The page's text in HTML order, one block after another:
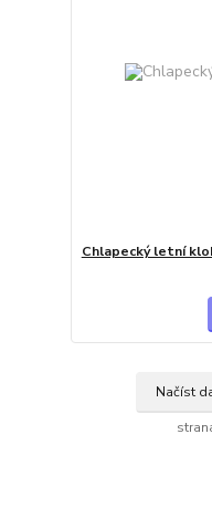
Chlapecký letní
Načíst